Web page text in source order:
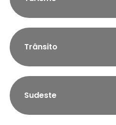
Trânsito
Sudeste